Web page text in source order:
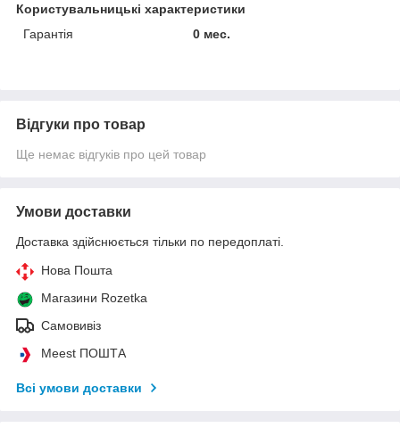
Користувальницькі характеристики
Гарантія
0 мес.
Відгуки про товар
Ще немає відгуків про цей товар
Умови доставки
Доставка здійснюється тільки по передоплаті.
Нова Пошта
Магазини Rozetka
Самовивіз
Meest ПОШТА
Всі умови доставки